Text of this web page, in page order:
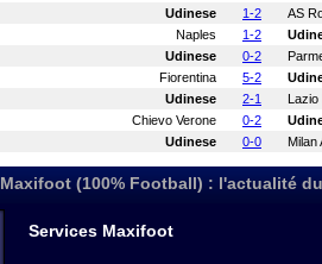
Udinese 1-2 AS
Naples 1-2
Udinese 0-2
Fiorentina 5-2
Udinese 2-1 Lazio
Chievo Verone 0-2
Udinese 0-0 Milan
Maxifoot (100% Football) : l'actualité
Services Maxifoot